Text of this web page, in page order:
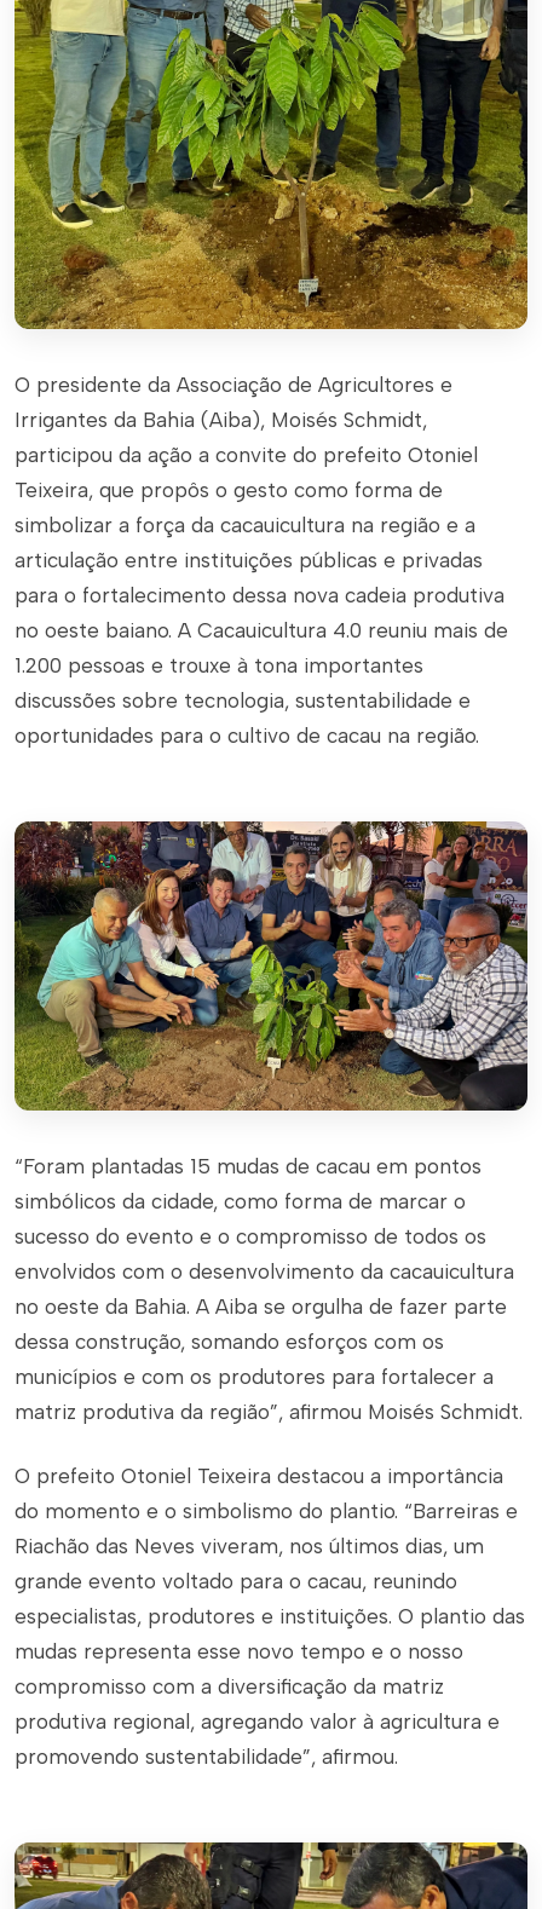
O presidente da Associação de Agricultores e
Irrigantes da Bahia (Aiba), Moisés Schmidt,
participou da ação a convite do prefeito Otoniel
Teixeira, que propôs o gesto como forma de
simbolizar a força da cacauicultura na região e a
articulação entre instituições públicas e privadas
para o fortalecimento dessa nova cadeia produtiva
no oeste baiano. A Cacauicultura 4.0 reuniu mais de
1.200 pessoas e trouxe à tona importantes
discussões sobre tecnologia, sustentabilidade e
oportunidades para o cultivo de cacau na região.
“Foram plantadas 15 mudas de cacau em pontos
simbólicos da cidade, como forma de marcar o
sucesso do evento e o compromisso de todos os
envolvidos com o desenvolvimento da cacauicultura
no oeste da Bahia. A Aiba se orgulha de fazer parte
dessa construção, somando esforços com os
municípios e com os produtores para fortalecer a
matriz produtiva da região”, afirmou Moisés Schmidt.
O prefeito Otoniel Teixeira destacou a importância
do momento e o simbolismo do plantio. “Barreiras e
Riachão das Neves viveram, nos últimos dias, um
grande evento voltado para o cacau, reunindo
especialistas, produtores e instituições. O plantio das
mudas representa esse novo tempo e o nosso
compromisso com a diversificação da matriz
produtiva regional, agregando valor à agricultura e
promovendo sustentabilidade”, afirmou.